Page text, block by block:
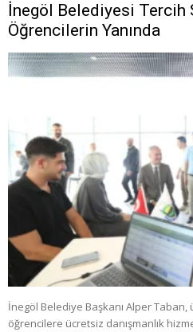
İnegöl Belediyesi Tercih
Öğrencilerin Yanında
İnegöl Belediye Başkanı Alper
öğrencilere ücretsiz danışmanlık